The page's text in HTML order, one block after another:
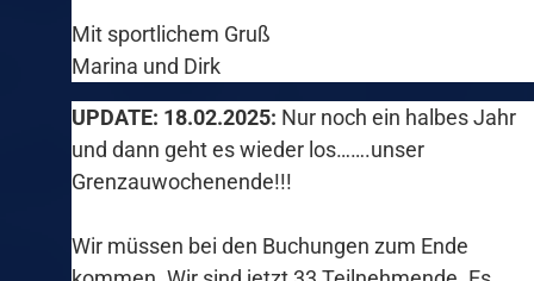
Mit sportlichem Gruß
Marina und Dirk
UPDATE: 18.02.2025: Nur noch ein halbes Jahr
und dann geht es wieder los…….unser
Grenzauwochenende!!!
Wir müssen bei den Buchungen zum Ende